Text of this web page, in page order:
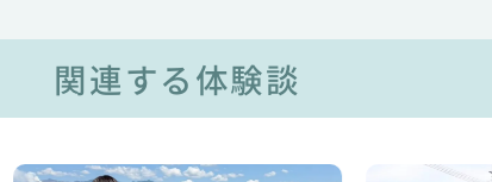
関連する体験談